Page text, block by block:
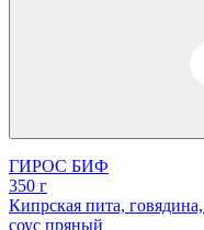
ГИРОС БИФ
350 г
Кипрская пита,
соус пряный